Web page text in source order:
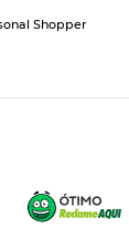
Shopper